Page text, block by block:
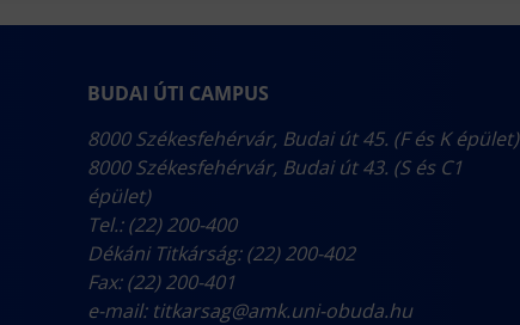
BUDAI ÚTI CAMPUS
8000 Székesfehérvár, Budai út 45. (F és K épület)
8000 Székesfehérvár, Budai út 43. (S és C1
épület)
Tel.: (22) 200-400
Dékáni Titkárság: (22) 200-402
Fax: (22) 200-401
e-mail: titkarsag@amk.uni-obuda.hu